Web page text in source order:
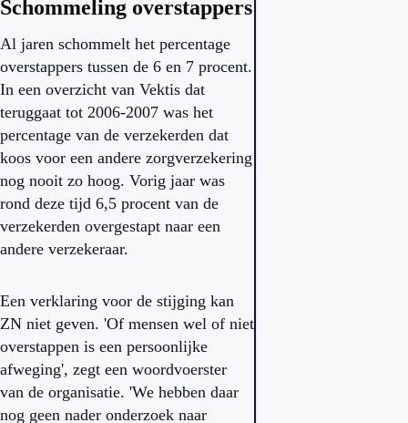
Schommeling overstappers
Al jaren schommelt het percentage
overstappers tussen de 6 en 7 procent.
In een overzicht van Vektis dat
teruggaat tot 2006-2007 was het
percentage van de verzekerden dat
koos voor een andere zorgverzekering
nog nooit zo hoog. Vorig jaar was
rond deze tijd 6,5 procent van de
verzekerden overgestapt naar een
andere verzekeraar.
Een verklaring voor de stijging kan
ZN niet geven. 'Of mensen wel of niet
overstappen is een persoonlijke
afweging', zegt een woordvoerster
van de organisatie. 'We hebben daar
nog geen nader onderzoek naar